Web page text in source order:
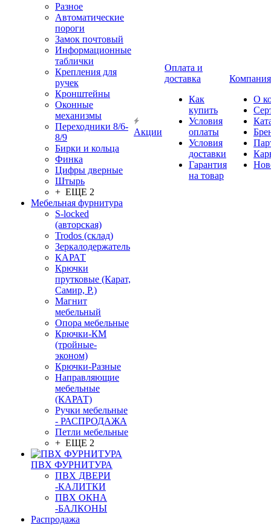
Разное
Автоматические
пороги
Замок почтовый
Информационные
таблички
Крепления для
ручек
Кронштейны
Оконные
механизмы
Переходники 8/6-
8/9
Бирки и кольца
Финка
Цифры дверные
Штырь
+ ЕЩЕ 2
Мебельная фурнитура
S-locked
(авторская)
Trodos (склад)
Зеркалодержатель
КАРАТ
Крючки
прутковые (Карат,
Самир, Р.)
Магнит
мебельный
Опора мебельные
Крючки-КМ
(тройные-
эконом)
Крючки-Разные
Направляющие
мебельные
(КАРАТ)
Ручки мебельные
- РАСПРОДАЖА
Петли мебельные
+ ЕЩЕ 2
ПВХ ФУРНИТУРА
ПВХ ДВЕРИ
-КАЛИТКИ
ПВХ ОКНА
-БАЛКОНЫ
Распродажа
Акции
Оплата и
доставка
Как
купить
Условия
оплаты
Условия
доставки
Гарантия
на товар
Компания
О